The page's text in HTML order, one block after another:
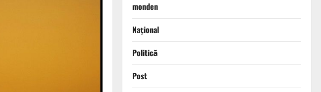
monden
Național
Politică
Post